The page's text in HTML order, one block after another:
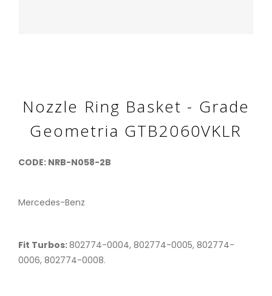
Nozzle Ring Basket - Grade
Geometria GTB2060VKLR
CODE: NRB-N058-2B
Mercedes-Benz
Fit Turbos:802774-0004, 802774-0005, 802774-
0006, 802774-0008.